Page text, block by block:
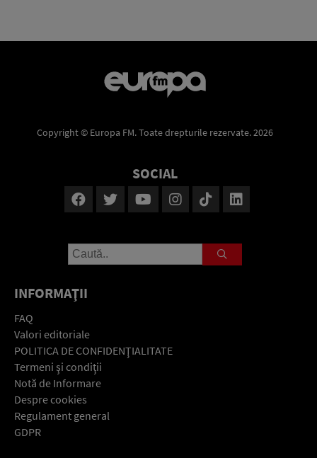
Copyright © Europa FM. Toate drepturile rezervate. 2026
SOCIAL
INFORMAŢII
FAQ
Valori editoriale
POLITICA DE CONFIDENŢIALITATE
Termeni şi condiţii
Notă de Informare
Despre cookies
Regulament general
GDPR